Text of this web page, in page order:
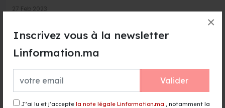
Inscrivez vous à la newsletter
Linformation.ma
Valider
J’ai lu et j’accepte la note légale Linformation.ma , notamment la
×
27 Feb 2023
L'Angleterre et le Pays de Galles interdisent le mariage
avant l'âge de 18 ans. Le relèvement de l'âge minimum